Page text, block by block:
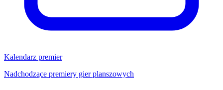
Kalendarz premier
Nadchodzące premiery gier planszowych